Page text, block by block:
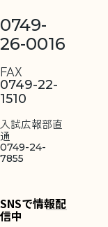
0749-
26-0016
FAX
0749-22-
1510
入試広報部直
通
0749-24-
7855
SNSで情報配
信中